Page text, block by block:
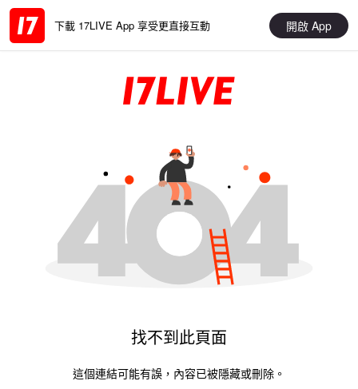
下載 17LIVE App 享受更直接互動 開啟 App
找不到此頁面
這個連結可能有誤，內容已被隱藏或刪除。